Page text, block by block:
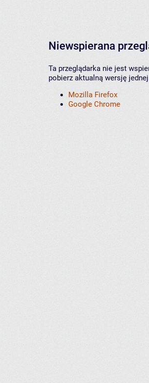
Niewspierana
Ta przeglądarka nie jest
pobierz aktualną wersję
Mozilla Firefox
Google Chrome